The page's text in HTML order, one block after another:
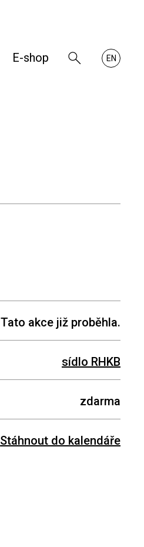
E-shop
ZobrazitEN
About
Tato akce již proběhla.
sídlo RHKB
zdarma
Stáhnout do kalendáře